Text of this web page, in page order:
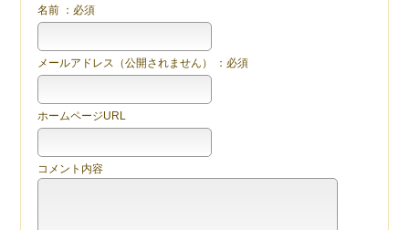
名前 ：必須
メールアドレス（公開されません） ：必須
ホームページURL
コメント内容